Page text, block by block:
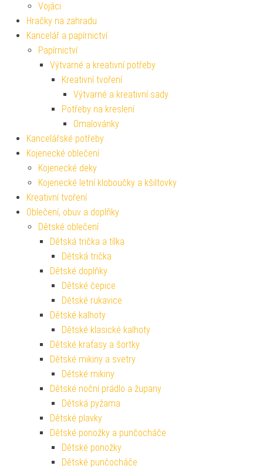
Vojáci
Hračky na zahradu
Kancelář a papírnictví
Papírnictví
Výtvarné a kreativní potřeby
Kreativní tvoření
Výtvarné a kreativní sady
Potřeby na kreslení
Omalovánky
Kancelářské potřeby
Kojenecké oblečení
Kojenecké deky
Kojenecké letní kloboučky a kšiltovky
Kreativní tvoření
Oblečení, obuv a doplňky
Dětské oblečení
Dětská trička a tílka
Dětská trička
Dětské doplňky
Dětské čepice
Dětské rukavice
Dětské kalhoty
Dětské klasické kalhoty
Dětské kraťasy a šortky
Dětské mikiny a svetry
Dětské mikiny
Dětské noční prádlo a župany
Dětská pyžama
Dětské plavky
Dětské ponožky a punčocháče
Dětské ponožky
Dětské punčocháče